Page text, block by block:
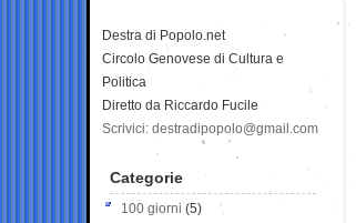
Destra di Popolo.net
Circolo Genovese di Cultura e
Politica
Diretto da Riccardo Fucile
Scrivici: destradipopolo@gmail.com
Categorie
100 giorni (5)